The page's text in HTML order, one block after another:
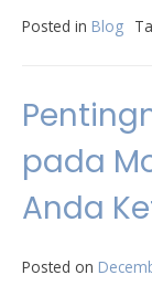
Posted in Blog
pada
Anda
Posted on